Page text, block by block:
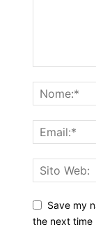
Save my
the next time